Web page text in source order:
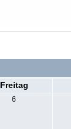
Freitag
6